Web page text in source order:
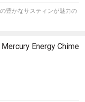
豊かなサスティンが魅力の
Mercury Energy Chime